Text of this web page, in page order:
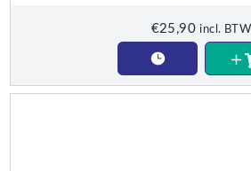
€25,90 incl. BTW